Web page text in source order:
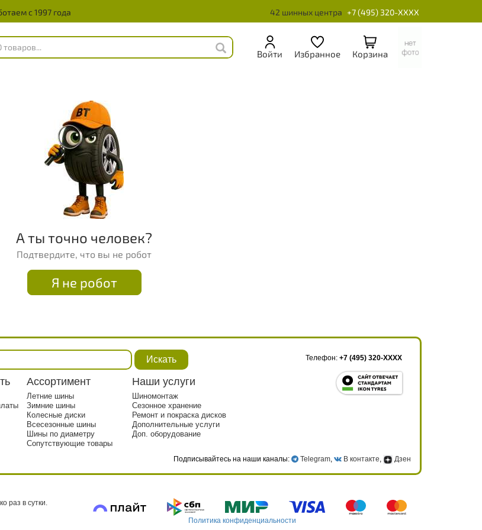
с 1997 года 42 шинных центра +7 (495) 320-XXXX
Войти Избранное Корзина
А ты точно человек?
Подтвердите, что вы не робот
Я не робот
Искать
Ассортимент
Летние шины
Зимние шины
Колесные диски
Всесезонные шины
Шины по диаметру
Сопутствующие товары
Наши услуги
Шиномонтаж
Сезонное хранение
Ремонт и покраска дисков
Дополнительные услуги
Доп. оборудование
Телефон: +7 (495) 320-XXXX
Подписывайтесь на наши каналы: Telegram, В контакте, Дзен
раз в сутки.
Политика конфиденциальности